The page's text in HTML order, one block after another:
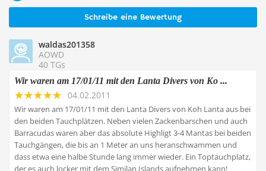
Schreibe eine Bewertung
waldas201358
AOWD
40 TGs
Wir waren am 17/01/11 mit den Lanta Divers von Ko ...
04.02.2011
Wir waren am 17/01/11 mit den Lanta Divers von Koh Lanta aus bei
den beiden Tauchplätzen. Neben vielen Zackenbarschen und auch
Barracudas waren aber das absolute Highligt 3-4 Mantas bei beiden
Tauchgängen, die bis an 1 Meter an uns heranschwammen und
dass etwa eine halbe Stunde lang immer wieder. Ein Toptauchplatz,
der es auch locker mit dem Similan Islands aufnehmen kann!